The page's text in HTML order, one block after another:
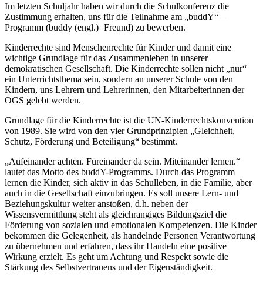
Im letzten Schuljahr haben wir durch die Schulkonferenz die
Zustimmung erhalten, uns für die Teilnahme am „buddY“ –
Programm (buddy (engl.)=Freund) zu bewerben.
Kinderrechte sind Menschenrechte für Kinder und damit eine
wichtige Grundlage für das Zusammenleben in unserer
demokratischen Gesellschaft. Die Kinderrechte sollen nicht „nur“
ein Unterrichtsthema sein, sondern an unserer Schule von den
Kindern, uns Lehrern und Lehrerinnen, den Mitarbeiterinnen der
OGS gelebt werden.
Grundlage für die Kinderrechte ist die UN-Kinderrechtskonvention
von 1989. Sie wird von den vier Grundprinzipien „Gleichheit,
Schutz, Förderung und Beteiligung“ bestimmt.
„Aufeinander achten. Füreinander da sein. Miteinander lernen.“
lautet das Motto des buddY-Programms. Durch das Programm
lernen die Kinder, sich aktiv in das Schulleben, in die Familie, aber
auch in die Gesellschaft einzubringen. Es soll unsere Lern- und
Beziehungskultur weiter anstoßen, d.h. neben der
Wissensvermittlung steht als gleichrangiges Bildungsziel die
Förderung von sozialen und emotionalen Kompetenzen. Die Kinder
bekommen die Gelegenheit, als handelnde Personen Verantwortung
zu übernehmen und erfahren, dass ihr Handeln eine positive
Wirkung erzielt. Es geht um Achtung und Respekt sowie die
Stärkung des Selbstvertrauens und der Eigenständigkeit.